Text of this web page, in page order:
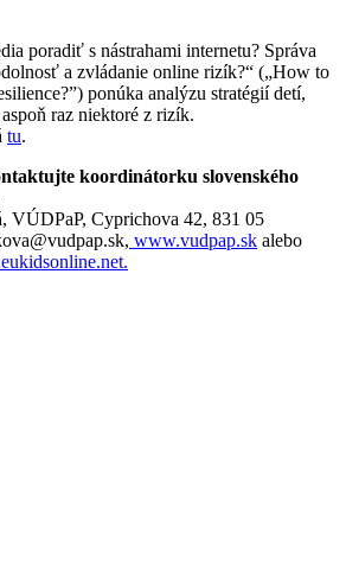
poradiť s nástrahami internetu? Správa
a zvládanie online rizík?“ („How to
ponúka analýzu stratégií detí,
raz niektoré z rizík.
tu.
koordinátorku slovenského
VÚDPaP, Cyprichova 42, 831 05
www.vudpap.sk alebo